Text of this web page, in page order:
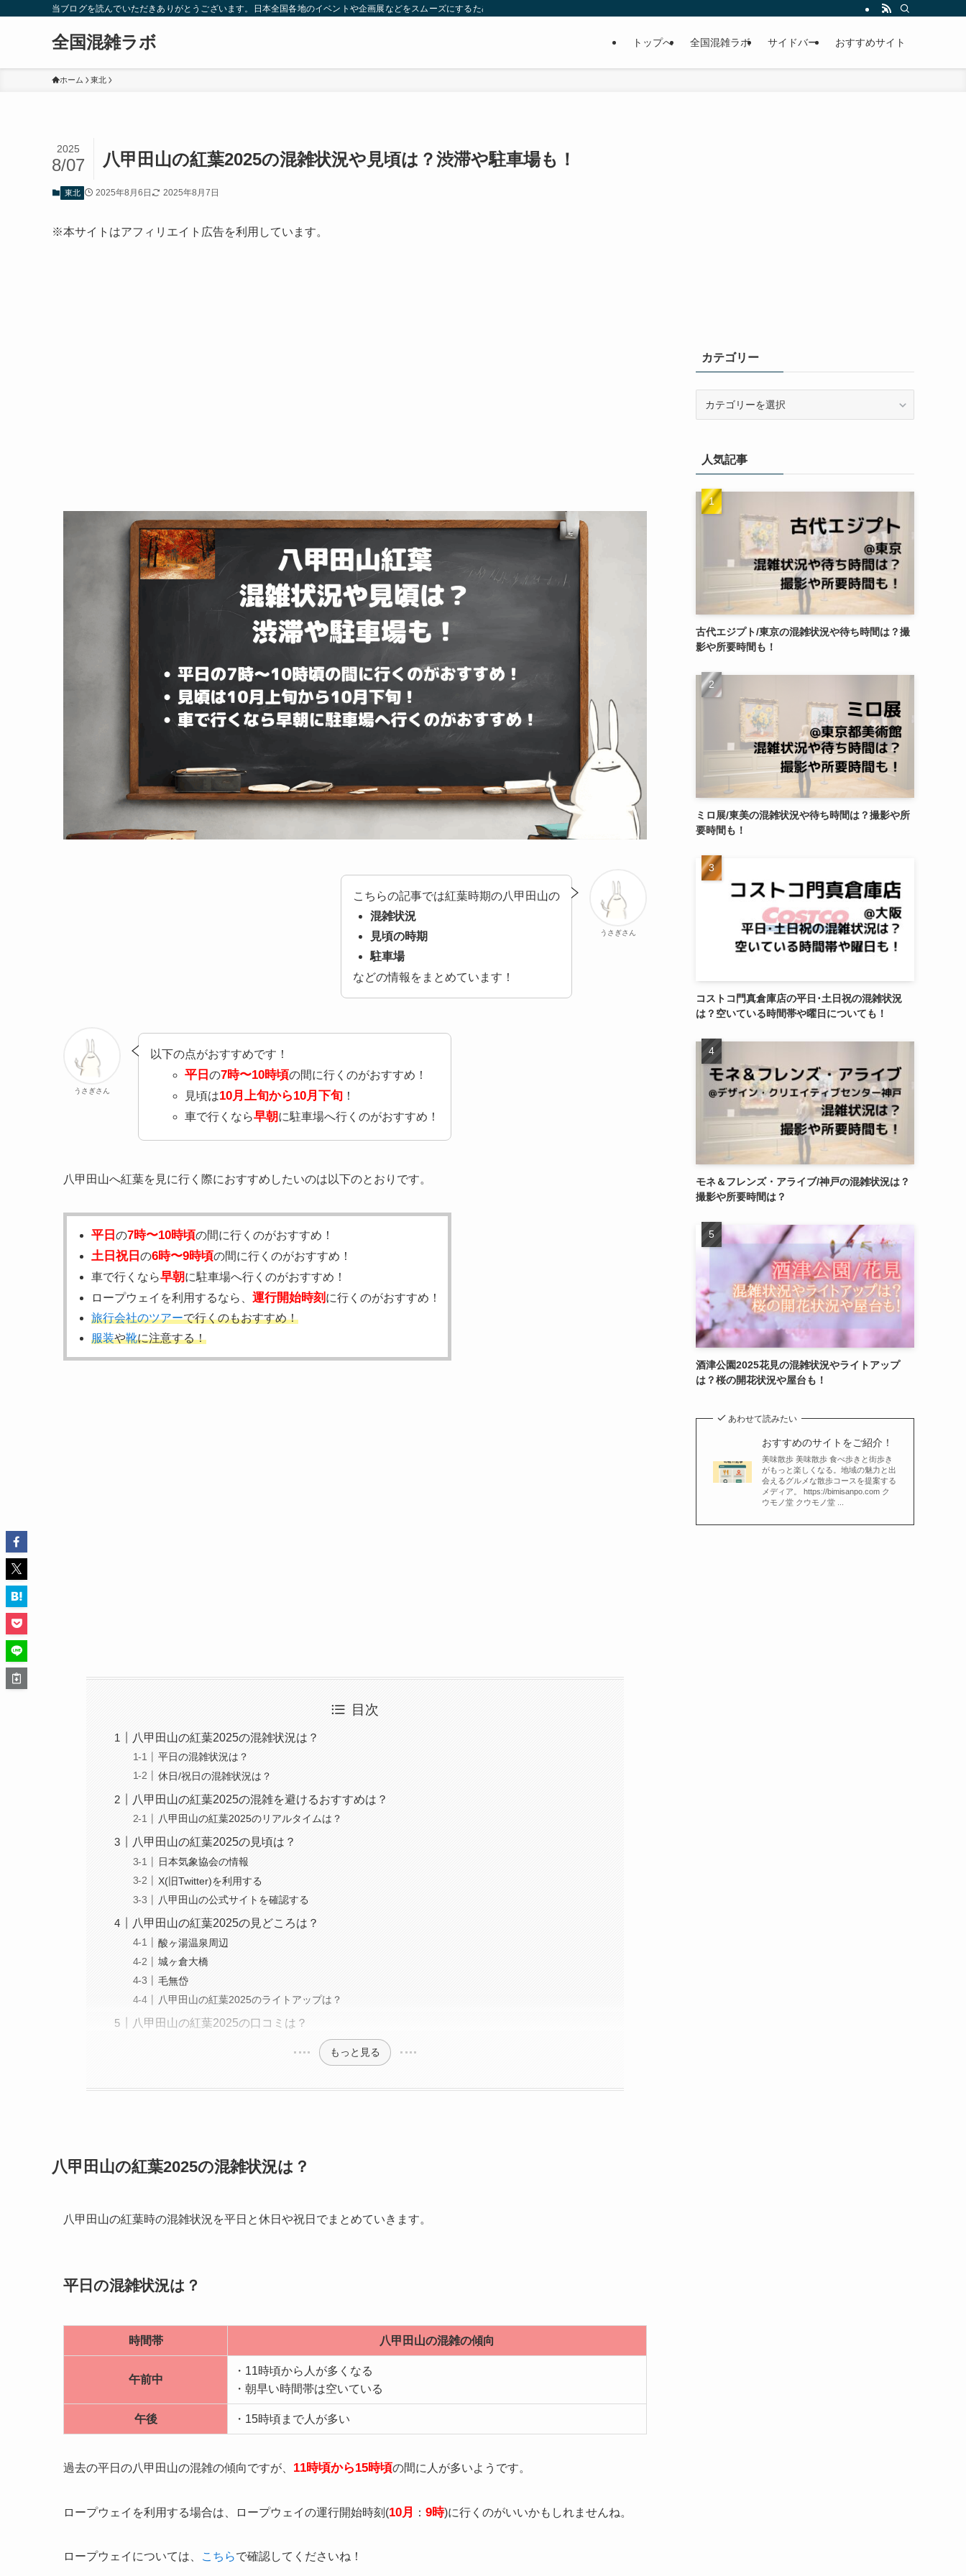
当ブログを読んでいただきありがとうございます。日本全国各地のイベントや企画展などをスムーズにするための賢い情報をまとめてます。ぜひ、参考にして下さい。
全国混雑ラボ トップへ 全国混雑ラボ サイドバー おすすめサイト
ホーム 東北
八甲田山の紅葉2025の混雑状況や見頃は？渋滞や駐車場も！
2025
8/07
東北 2025年8月6日 2025年8月7日
※本サイトはアフィリエイト広告を利用しています。
うさぎさん
こちらの記事では紅葉時期の八甲田山の
混雑状況
見頃の時期
駐車場
などの情報をまとめています！
うさぎさん
以下の点がおすすめです！
平日 の7時〜10時頃の間に行くのがおすすめ！
見頃は10月上旬から10月下旬 ！
車で行くなら早朝に駐車場へ行くのがおすすめ！
八甲田山へ紅葉を見に行く際におすすめしたいのは以下のとおりです。
平日 の7時〜10時頃の間に行くのがおすすめ！
土日祝日 の6時〜9時頃の間に行くのがおすすめ！
車で行くなら早朝に駐車場へ行くのがおすすめ！
ロープウェイを利用するなら、 運行開始時刻 に行くのがおすすめ！
旅行会社のツアーで行くのもおすすめ！
服装や靴に注意する！
目次
八甲田山の紅葉2025の混雑状況は？
平日の混雑状況は？
休日/祝日の混雑状況は？
八甲田山の紅葉2025の混雑を避けるおすすめは？
八甲田山の紅葉2025のリアルタイムは？
八甲田山の紅葉2025の見頃は？
日本気象協会の情報
X(旧Twitter)を利用する
八甲田山の公式サイトを確認する
八甲田山の紅葉2025の見どころは？
酸ヶ湯温泉周辺
城ヶ倉大橋
毛無岱
八甲田山の紅葉2025のライトアップは？
八甲田山の紅葉2025の口コミは？
もっと見る
八甲田山の紅葉2025の混雑状況は？
八甲田山の紅葉時の混雑状況を平日と休日や祝日でまとめていきます。
平日の混雑状況は？
時間帯 八甲田山の混雑の傾向
午前中
・11時頃から人が多くなる
・朝早い時間帯は空いている
午後 ・15時頃まで人が多い
過去の平日の八甲田山の混雑の傾向ですが、 11時頃から15時頃の間に人が多いようです。
ロープウェイを利用する場合は、ロープウェイの運行開始時刻(10月 ： 9時)に行くのがいいかもしれませんね。
ロープウェイについては、 こちらで確認してくださいね！
カテゴリー
ー人気記事
古代エジプト/東京の混雑状況や待ち時間は？撮
影や所要時間も！
ミロ展/東美の混雑状況や待ち時間は？撮影や所
要時間も！
コストコ門真倉庫店の平日･土日祝の混雑状況
は？空いている時間帯や曜日についても！
モネ＆フレンズ・アライブ/神戸の混雑状況は？
撮影や所要時間は？
酒津公園2025花見の混雑状況やライトアップ
は？桜の開花状況や屋台も！
あわせて読みたい
おすすめのサイトをご紹介！
美味散歩 美味散歩 食べ歩きと街歩き
がもっと楽しくなる。地域の魅力と出
会えるグルメな散歩コースを提案する
メディア。 https://bimisanpo.com ク
ウモノ堂 クウモノ堂 ...